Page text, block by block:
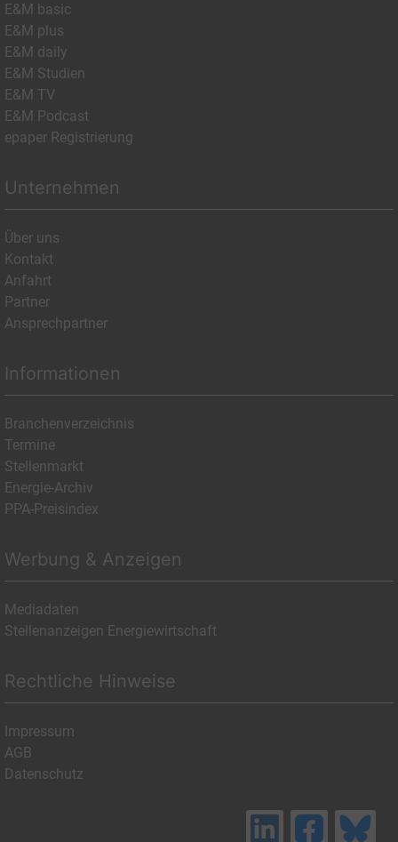
E&M basic
E&M plus
E&M daily
E&M Studien
E&M TV
E&M Podcast
epaper Registrierung
Unternehmen
Über uns
Kontakt
Anfahrt
Partner
Ansprechpartner
Informationen
Branchenverzeichnis
Termine
Stellenmarkt
Energie-Archiv
PPA-Preisindex
Werbung & Anzeigen
Mediadaten
Stellenanzeigen Energiewirtschaft
Rechtliche Hinweise
Impressum
AGB
Datenschutz